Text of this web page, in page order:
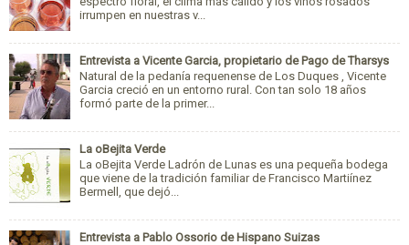
irrumpen en nuestras v...
Entrevista a Vicente Garcia, propietario de Pago de Tharsys
Natural de la pedanía requenense de Los Duques , Vicente
Garcia creció en un entorno rural. Con tan solo 18 años
formó parte de la primer...
La oBejita Verde
La oBejita Verde Ladrón de Lunas es una pequeña bodega
que viene de la tradición familiar de Francisco Martiínez
Bermell, que dejó...
Entrevista a Pablo Ossorio de Hispano Suizas